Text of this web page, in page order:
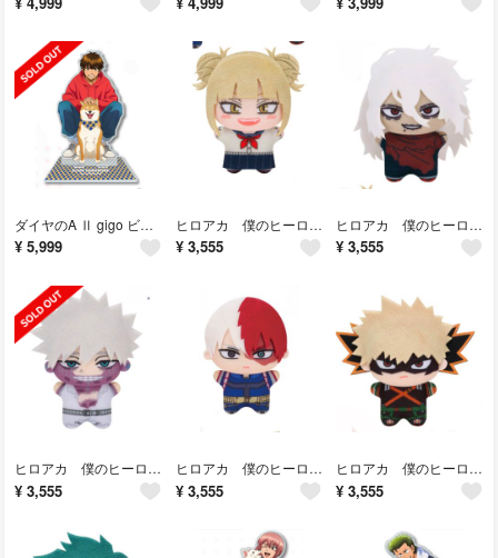
ダイヤのA Ⅱ gigo ビッグアクリルスタンド①
¥ 5,999
ヒロアカ 僕のヒーローアカデミア チビちびぐるみ トガちゃん
¥ 3,555
ヒロアカ 僕のヒーローアカデミア チビちびぐるみ
¥ 3,555
ヒロアカ 僕のヒーローアカデミア チビちびぐるみ 荼毘
¥ 3,555
ヒロアカ 僕のヒーローアカデミア チビちびぐるみ 轟焦凍
¥ 3,555
ヒロアカ 僕のヒーローアカデミア チビちびぐるみ かっちゃん
¥ 3,555